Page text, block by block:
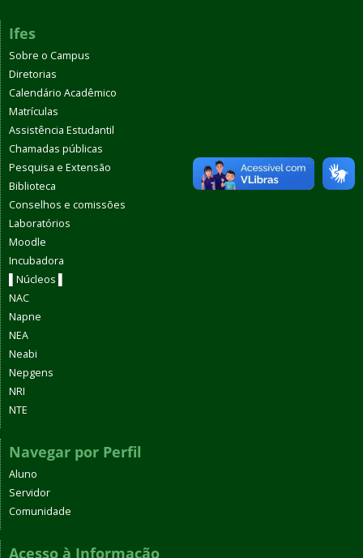
Ifes
Sobre o Campus
Diretorias
Calendário Acadêmico
Matrículas
Assistência Estudantil
Chamadas públicas
Pesquisa e Extensão
Biblioteca
Conselhos e comissões
Laboratórios
Moodle
Incubadora
▌Núcleos ▌
NAC
Napne
NEA
Neabi
Nepgens
NRI
NTE
Navegar por Perfil
Aluno
Servidor
Comunidade
Acesso à Informação